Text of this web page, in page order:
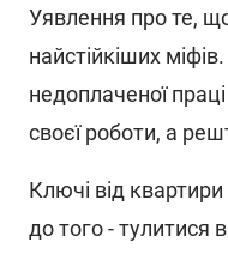
Уявлення про те,
найстійкіших
недоплаченої
своєї роботи, а
Ключі від
до того - тулитися